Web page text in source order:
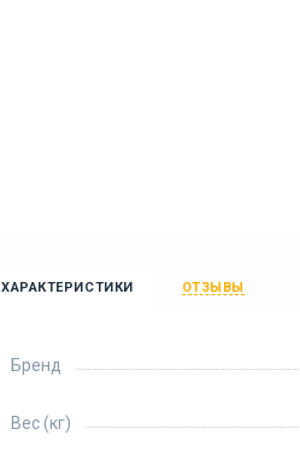
ХАРАКТЕРИСТИКИ ОТЗЫВЫ
Бренд
Вес (кг)